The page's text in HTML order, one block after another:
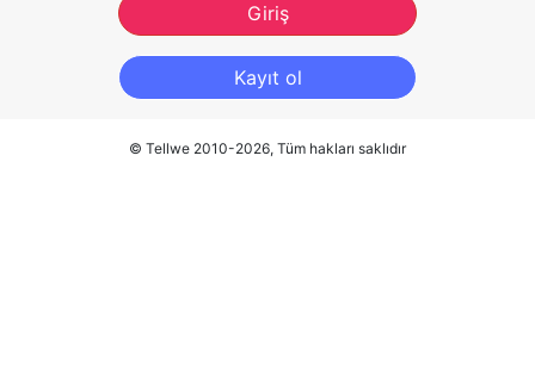
Giriş
Kayıt ol
© Tellwe 2010-2026, Tüm hakları saklıdır